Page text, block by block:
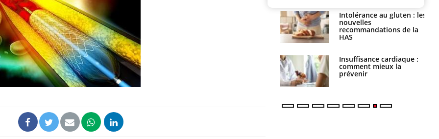
Légionellose en Suisse :
quelle est l’origine de la
contamination ?
Allergies alimentaires :
une nouvelle arme contre
les réactions sévères
Intolérance au gluten : les
nouvelles
recommandations de la
HAS
Insuffisance cardiaque :
comment mieux la
prévenir